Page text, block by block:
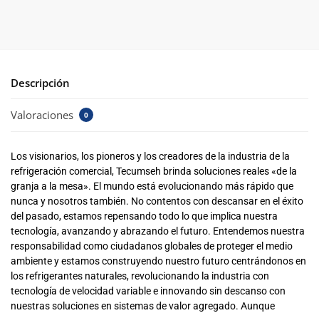
Descripción
Valoraciones 0
Los visionarios, los pioneros y los creadores de la industria de la
refrigeración comercial, Tecumseh brinda soluciones reales «de la
granja a la mesa». El mundo está evolucionando más rápido que
nunca y nosotros también. No contentos con descansar en el éxito
del pasado, estamos repensando todo lo que implica nuestra
tecnología, avanzando y abrazando el futuro. Entendemos nuestra
responsabilidad como ciudadanos globales de proteger el medio
ambiente y estamos construyendo nuestro futuro centrándonos en
los refrigerantes naturales, revolucionando la industria con
tecnología de velocidad variable e innovando sin descanso con
nuestras soluciones en sistemas de valor agregado. Aunque